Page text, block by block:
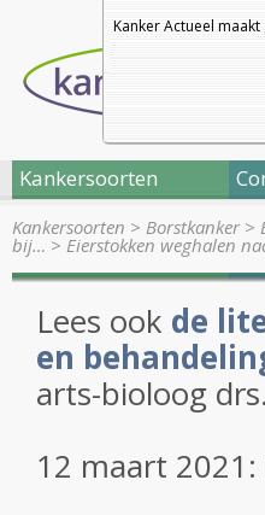
Kanker Actueel
Kankersoorten
Kankersoorten > Borstkanker>
bij… > Eierstokken weghalen
Lees ook de
en
arts-bioloog
12 maart